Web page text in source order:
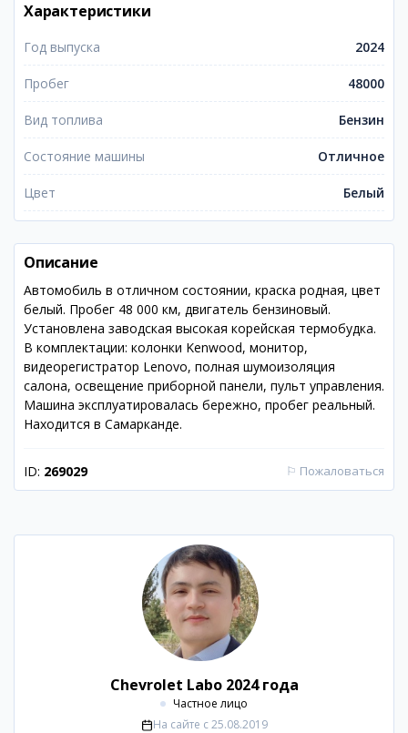
Характеристики
Год выпуска 2024
Пробег 48000
Вид топлива Бензин
Состояние машины Отличное
Цвет Белый
Описание
Автомобиль в отличном состоянии, краска родная, цвет
белый. Пробег 48 000 км, двигатель бензиновый.
Установлена заводская высокая корейская термобудка.
В комплектации: колонки Kenwood, монитор,
видеорегистратор Lenovo, полная шумоизоляция
салона, освещение приборной панели, пульт управления.
Машина эксплуатировалась бережно, пробег реальный.
Находится в Самарканде.
ID: 269029 ⚐ Пожаловаться
Chevrolet Labo 2024 года
Частное лицо
На сайте с 25.08.2019